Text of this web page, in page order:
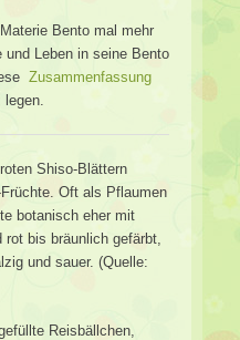
Bento mal mehr
und Leben in seine Bento
Zusammenfassung
legen.
Shiso-Blättern
Früchte. Oft als Pflaumen
botanisch eher mit
bis bräunlich gefärbt,
und sauer. (Quelle:
Reisbällchen,